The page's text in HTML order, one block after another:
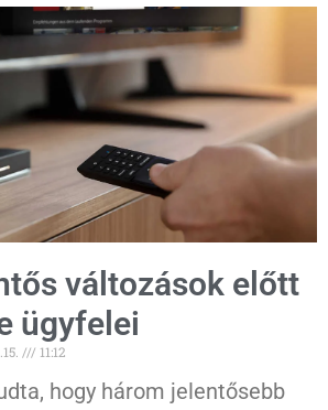
változások előtt
ügyfelei
11:12
hogy három jelentősebb